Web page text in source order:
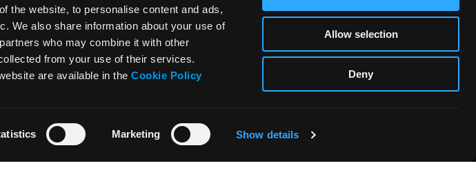
the website, to personalise content and ads,
We also share information about your use of
who may combine it with other
from your use of their services.
are available in theCookie Policy
Marketing Show details
Allow selection
Deny
Download
Area insegnanti
RIVENDITORI
SICUREZZA DEI PRODOTTI –